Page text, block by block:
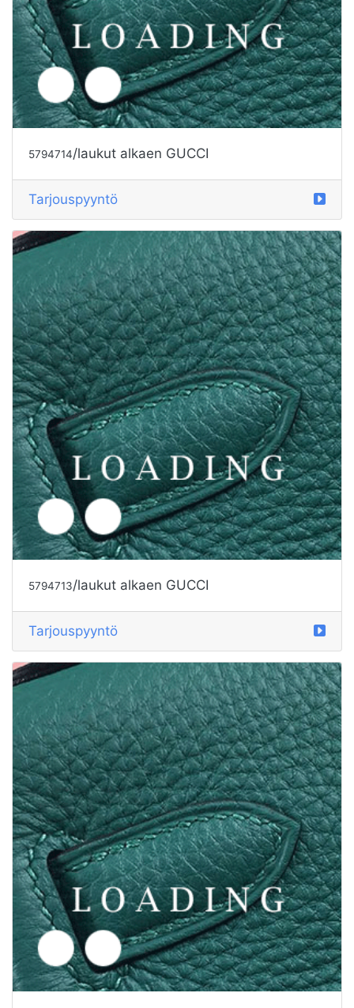
5794715 /laukut alkaen GUCCI
Tarjouspyyntö
5794714/laukut alkaen GUCCI
Tarjouspyyntö
5794713/laukut alkaen GUCCI